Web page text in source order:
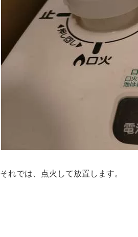
それでは、点火して放置します。